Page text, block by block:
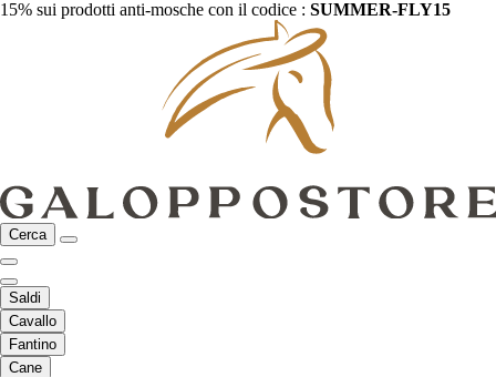
15% sui prodotti anti-mosche con il codice : SUMMER-FLY15
Cerca
Saldi
Cavallo
Fantino
Cane